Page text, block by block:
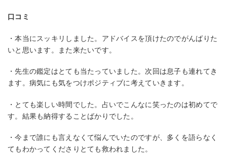
口コミ
・本当にスッキリしました。アドバイスを頂けたのでがんばりた
いと思います。また来たいです。
・先生の鑑定はとても当たっていました。次回は息子も連れてき
ます。病気にも気をつけポジティブに考えていきます。
・とても楽しい時間でした。占いでこんなに笑ったのは初めてで
す。結果も納得することばかりでした。
・今まで誰にも言えなくて悩んでいたのですが、多くを語らなく
てもわかってくださりとても救われました。